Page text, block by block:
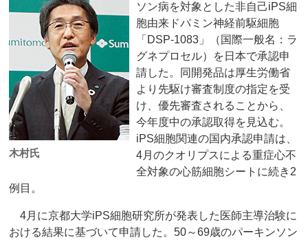
木村氏
ソン病を対象とした非自己iPS細
胞由来ドパミン神経前駆細胞
「DSP-1083」（国際一般名：ラ
グネプロセル）を日本で承認申
請した。同開発品は厚生労働省
より先駆け審査制度の指定を受
け、優先審査されることから、
今年度中の承認取得を見込む。
iPS細胞関連の国内承認申請は、
4月のクオリプスによる重症心不
全対象の心筋細胞シートに続き2
例目。
4月に京都大学iPS細胞研究所が発表した医師主導治験に
おける結果に基づいて申請した。50～69歳のパーキンソン